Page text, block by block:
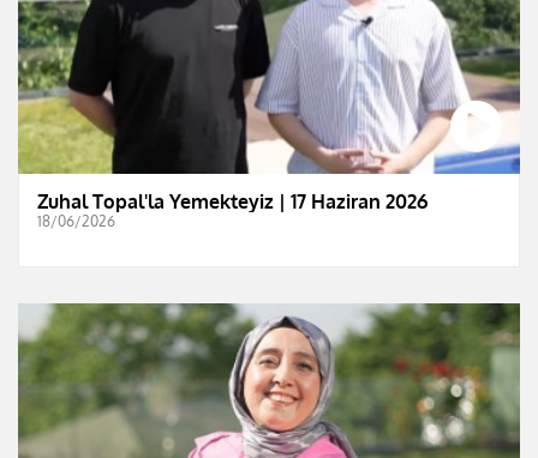
Zuhal Topal'la Yemekteyiz | 17 Haziran 2026
18/06/2026